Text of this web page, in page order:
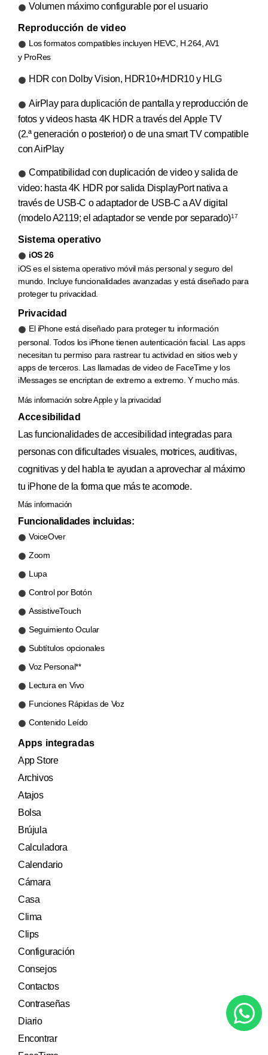
Volumen máximo configurable por el usuario
Reproducción de video
Los formatos compatibles incluyen HEVC, H.264, AV1
y ProRes
HDR con Dolby Vision, HDR10+/HDR10 y HLG
AirPlay para duplicación de pantalla y reproducción de
fotos y videos hasta 4K HDR a través del Apple TV
(2.ª generación o posterior) o de una smart TV compatible
con AirPlay
Compatibilidad con duplicación de video y salida de
video: hasta 4K HDR por salida DisplayPort nativa a
través de USB-C o adaptador de USB‑C a AV digital
(modelo A2119; el adaptador se vende por separado)17
Sistema operativo
iOS 26
iOS es el sistema operativo móvil más personal y seguro del
mundo. Incluye funcionalidades avanzadas y está diseñado para
proteger tu privacidad.
Privacidad
El iPhone está diseñado para proteger tu información
personal. Todos los iPhone tienen autenticación facial. Las apps
necesitan tu permiso para rastrear tu actividad en sitios web y
apps de terceros. Las llamadas de video de FaceTime y los
iMessages se encriptan de extremo a extremo. Y mucho más.
Más información sobre Apple y la privacidad
Accesibilidad
Las funcionalidades de accesibilidad integradas para
personas con dificultades visuales, motrices, auditivas,
cognitivas y del habla te ayudan a aprovechar al máximo
tu iPhone de la forma que más te acomode.
Más información
Funcionalidades incluidas:
VoiceOver
Zoom
Lupa
Control por Botón
AssistiveTouch
Seguimiento Ocular
Subtítulos opcionales
Voz Personal**
Lectura en Vivo
Funciones Rápidas de Voz
Contenido Leído
Apps integradas
App Store
Archivos
Atajos
Bolsa
Brújula
Calculadora
Calendario
Cámara
Casa
Clima
Clips
Configuración
Consejos
Contactos
Contraseñas
Diario
Encontrar